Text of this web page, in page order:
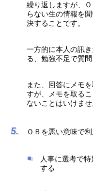
繰り返しますが、
らない生の情報を
決することです。
一方的に本人の訊
る、勉強不足で質
また、回答にメモ
すが、メモを取る
ないことはいけませ
ＯＢを悪い意味で
人事に選考で
する